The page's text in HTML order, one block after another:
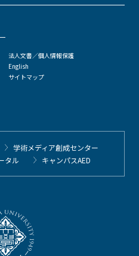
法人文書／個人情報保護
English
サイトマップ
学術メディア創成センター
タル
キャンパスAED